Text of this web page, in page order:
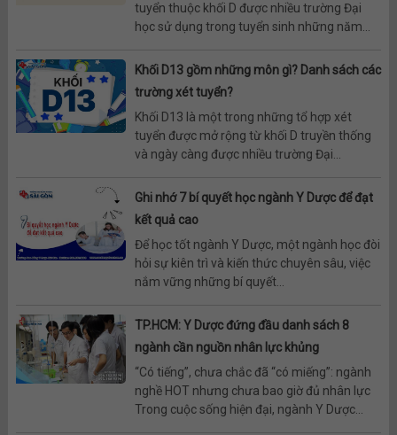
tuyển thuộc khối D được nhiều trường Đại
học sử dụng trong tuyển sinh những năm...
Khối D13 gồm những môn gì? Danh sách các
trường xét tuyển?
Khối D13 là một trong những tổ hợp xét
tuyển được mở rộng từ khối D truyền thống
và ngày càng được nhiều trường Đại...
Ghi nhớ 7 bí quyết học ngành Y Dược để đạt
kết quả cao
Để học tốt ngành Y Dược, một ngành học đòi
hỏi sự kiên trì và kiến thức chuyên sâu, việc
nắm vững những bí quyết...
TP.HCM: Y Dược đứng đầu danh sách 8
ngành cần nguồn nhân lực khủng
“Có tiếng”, chưa chắc đã “có miếng”: ngành
nghề HOT nhưng chưa bao giờ đủ nhân lực
Trong cuộc sống hiện đại, ngành Y Dược...